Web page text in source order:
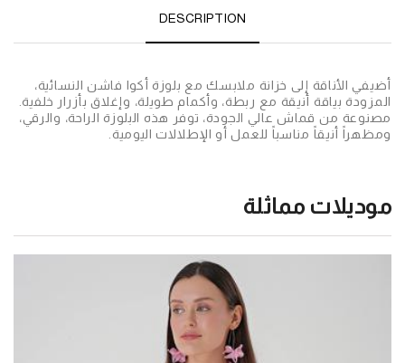
DESCRIPTION
أضيفي الأناقة إلى خزانة ملابسك مع بلوزة أكوا فاشن النسائية،
المزودة بياقة أنيقة مع ربطة، وأكمام طويلة، وإغلاق بأزرار خلفية.
مصنوعة من قماش عالي الجودة، توفر هذه البلوزة الراحة، والرقي،
ومظهراً أنيقاً مناسباً للعمل أو الإطلالات اليومية.
موديلات مماثلة